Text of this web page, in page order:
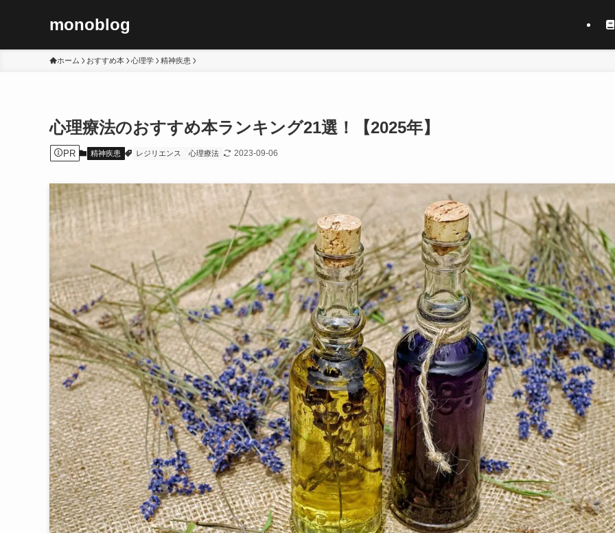
monoblog
ホーム おすすめ本 心理学 精神疾患
心理療法のおすすめ本ランキング21選！【2025年】
PR 精神疾患 レジリエンス 心理療法 2023-09-06